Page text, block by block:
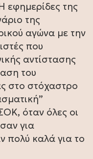
εφημερίδες της
της
αγώνα με την
που
αντίστασης
του
στο στόχαστρο
όταν όλες οι
για
πολύ καλά για το